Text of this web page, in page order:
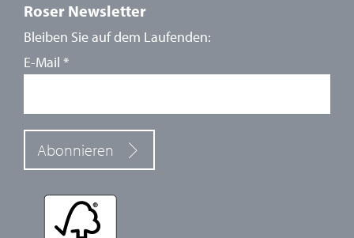
Roser Newsletter
Bleiben Sie auf dem Laufenden:
E-Mail *
Abonnieren